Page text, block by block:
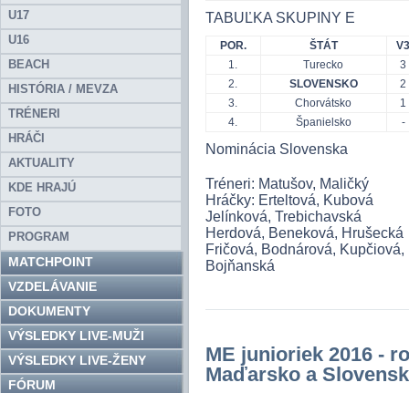
U17
U16
BEACH
HISTÓRIA / MEVZA
TRÉNERI
HRÁČI
AKTUALITY
KDE HRAJÚ
FOTO
PROGRAM
MATCHPOINT
VZDELÁVANIE
DOKUMENTY
VÝSLEDKY LIVE-MUŽI
VÝSLEDKY LIVE-ŽENY
FÓRUM
TABUĽKA SKUPINY E
POR. ŠTÁT
1.
Turecko
3
2.
SLOVENSKO
2
3.
Chorvátsko
1
4.
Španielsko -
Nominácia Slovenska
Tréneri: Matušov, Maličký
Hráčky: Erteltová, Kubová
Jelínková, Trebichavská
Herdová, Beneková, Hrušecká
Fričová, Bodnárová, Kupčiová,
Bojňanská
ME junioriek 2016 -
Maďarsko a